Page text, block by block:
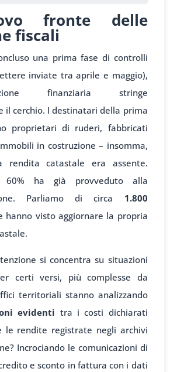
fronte delle
fiscali
una prima fase di controlli
inviate tra aprile e maggio),
finanziaria stringe
il cerchio. I destinatari della prima
proprietari di ruderi, fabbricati
in costruzione – insomma,
rendita catastale era assente.
60% ha già provveduto alla
Parliamo di circa 1.800
hanno visto aggiornare la propria
si concentra su situazioni
certi versi, più complesse da
territoriali stanno analizzando
evidenti tra i costi dichiarati
le rendite registrate negli archivi
Incrociando le comunicazioni di
e sconto in fattura con i dati